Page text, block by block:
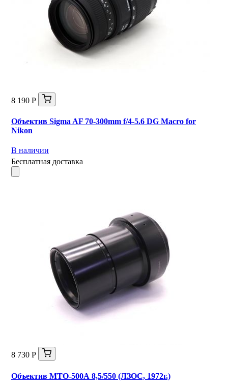
8 190 Р
Объектив Sigma AF 70-300mm f/4-5.6 DG Macro for
Nikon
В наличии
Бесплатная доставка
8 730 Р
Объектив МТО-500А 8,5/550 (ЛЗОС, 1972г.)